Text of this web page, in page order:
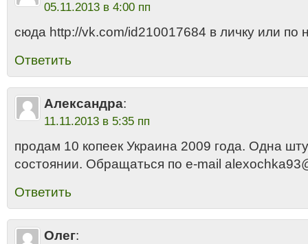
05.11.2013 в 4:00 пп
сюда http://vk.com/id210017684 в личку или по
Ответить
Александра:
11.11.2013 в 5:35 пп
продам 10 копеек Украина 2009 года. Одна
состоянии. Обращаться по e-mail
Ответить
Олег: